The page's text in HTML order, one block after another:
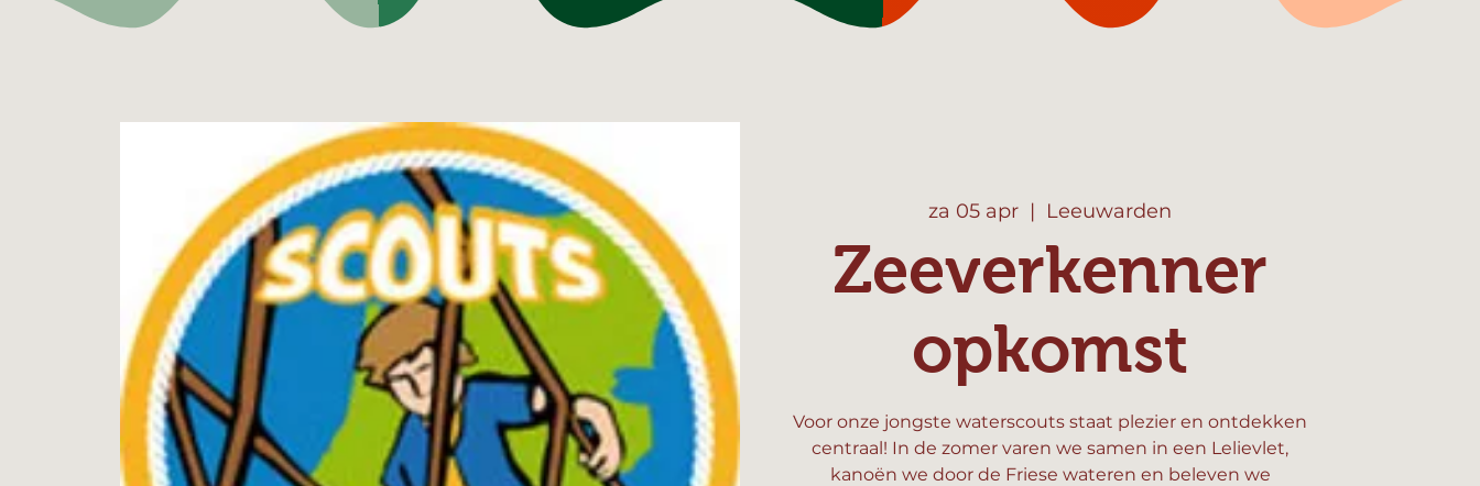
za 05 apr
  |
Leeuwarden
Zeeverkenner
opkomst
Voor onze jongste waterscouts staat plezier en ontdekken
centraal! In de zomer varen we samen in een Lelievlet,
kanoën we door de Friese wateren en beleven we